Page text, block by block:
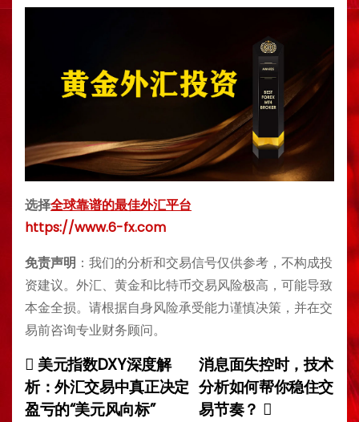
选择全球靠谱的最佳外汇平台
https://www.6-fx.com
免责声明 ：我们的分析和交易信号仅供参考，不构成投
资建议。外汇、黄金和比特币交易风险极高，可能导致
本金全损。请根据自身风险承受能力谨慎决策，并在交
易前咨询专业财务顾问。
P
o
消息面失控时，技术
分析如何帮你稳住交
易节奏？
美元指数DXY深度解
析：外汇交易中真正决定
盈亏的“美元风向标”